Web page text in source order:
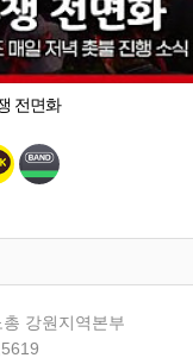
전면화
총 강원지역본부